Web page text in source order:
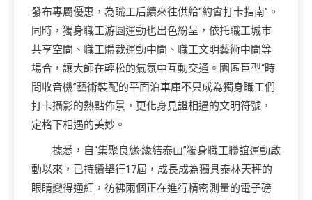
發布專屬優惠，為職工后續來往供給“約會打卡指南”。
同時，獨身職工游園運動也出色紛呈，依托職工城市
共享空間、職工體裁運動中間、職工文明藝術中間等
場合，讓大師在輕松的氣氛中互動交通。園區巨型“時
間收音機”藝術裝配的平面泊車庫不只成為獨身職工們
打卡攝影的熱點佈景，更化身見證相遇的文明符號，
定格下相遇的美妙。
據悉，自“集聚良緣·緣結泰山”獨身職工聯誼運動啟
動以來，已持續舉行17屆，成長成為獨具泰林天秤的
眼睛變得通紅，彷彿兩個正在進行精密測量的電子磅